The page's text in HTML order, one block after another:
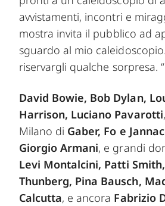
avvistamenti, incontri e
mostra invita il pubblico ad
sguardo al mio
riservargli qualche sorpresa. “
David Bowie, Bob Dylan,
Harrison, Luciano Pavarotti
Milano di Gaber, Fo e
Giorgio Armani, e grandi
Levi Montalcini, Patti
Thunberg, Pina Bausch,
Calcutta, e ancora Fabrizio